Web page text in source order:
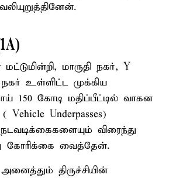
மாருதி நகர், Y
உள்ளிட்ட முக்கிய
150 கோடி மதிப்பீட்டில் வாகன
Underpasses)
விரைந்து
கோரிக்கை வைத்தேன்.
திருச்சியின்